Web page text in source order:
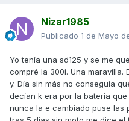
Nizar1985
Publicado 1 de Mayo
Yo tenía una sd125 y se me
compré la 300i. Una maravilla.
y. Día sin más no conseguía
decían k era por la batería
nunca la e cambiado puse las